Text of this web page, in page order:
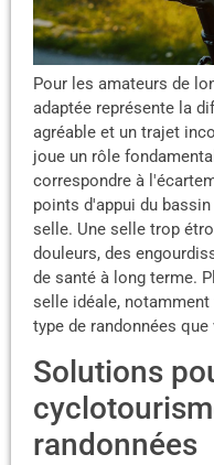
Pour les amateurs de
adaptée représente la
agréable et un trajet
joue un rôle
correspondre à
points d'appui du
selle. Une selle trop
douleurs, des
de santé à long terme.
selle idéale,
type de randonnées
Solutions
randonnées